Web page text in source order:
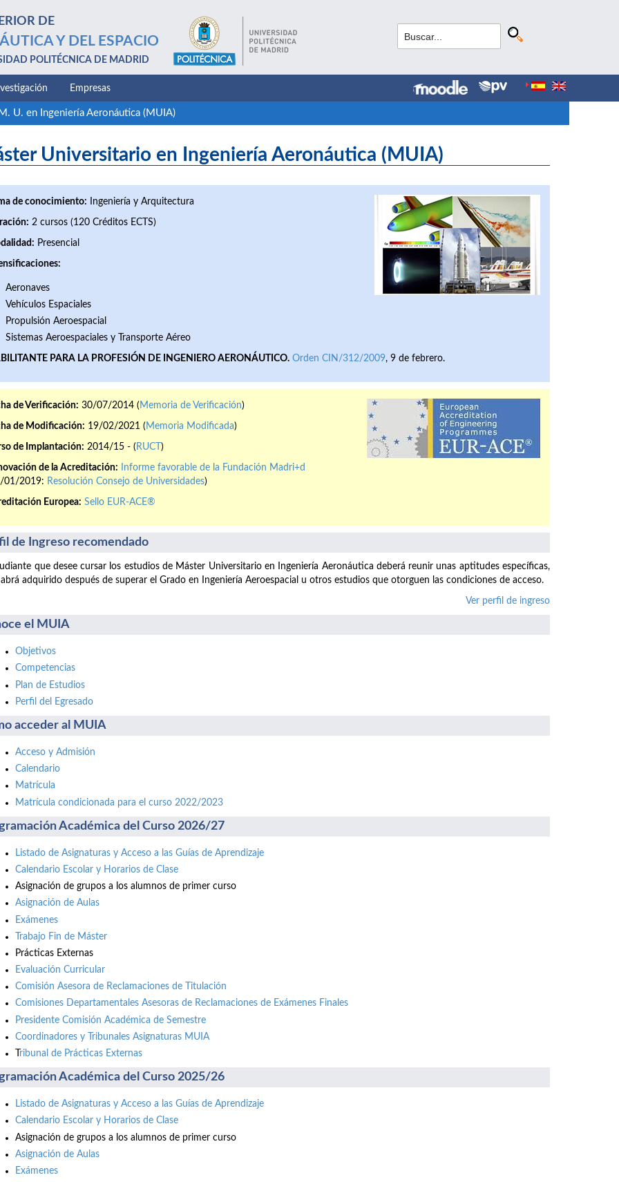
DE
Y DEL ESPACIO
POLITÉCNICA DE MADRID
Empresas
U. en Ingeniería Aeronáutica (MUIA)
Universitario en Ingeniería Aeronáutica (MUIA)
de conocimiento: Ingeniería y Arquitectura
2 cursos (120 Créditos ECTS)
Presencial
Aeronaves
Vehículos Espaciales
Propulsión Aeroespacial
Sistemas Aeroespaciales y Transporte Aéreo
PARA LA PROFESIÓN DE INGENIERO AERONÁUTICO. Orden CIN/312/2009, 9 de febrero.
de Verificación: 30/07/2014 ( Memoria de Verificación)
de Modificación: 19/02/2021 ( Memoria Modificada)
de Implantación: 2014/15 - ( RUCT )
de la Acreditación:
Informe favorable de la Fundación Madri+d
01/2019: Resolución Consejo de Universidades)
Europea: Sello EUR-ACE®
de Ingreso recomendado
que desee cursar los estudios de Máster Universitario en Ingeniería Aeronáutica deberá reunir unas aptitudes específicas,
adquirido después de superar el Grado en Ingeniería Aeroespacial u otros estudios que otorguen las condiciones de acceso.
Ver perfil de ingreso
el MUIA
Objetivos
Competencias
Plan de Estudios
Perfil del Egresado
acceder al MUIA
Acceso y Admisión
Calendario
Matrícula
Matrícula condicionada para el curso 2022/2023
Académica del Curso 2026/27
Listado de Asignaturas y Acceso a las Guías de Aprendizaje
Calendario Escolar y Horarios de Clase
Asignación de grupos a los alumnos de primer curso
Asignación de Aulas
Exámenes
Trabajo Fin de Máster
Prácticas Externas
Evaluación Curricular
Comisión Asesora de Reclamaciones de Titulación
Comisiones Departamentales Asesoras de Reclamaciones de Exámenes Finales
Presidente Comisión Académica de Semestre
Coordinadores y Tribunales Asignaturas MUIA
ribunal de Prácticas Externas
Académica del Curso 2025/26
Listado de Asignaturas y Acceso a las Guías de Aprendizaje
Calendario Escolar y Horarios de Clase
Asignación de grupos a los alumnos de primer curso
Asignación de Aulas
Exámenes